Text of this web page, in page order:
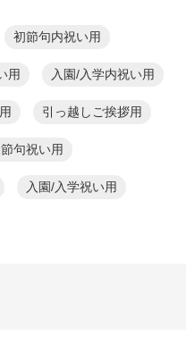
初節句内祝い用
用 入園/入学内祝い用
引っ越しご挨拶用
句祝い用
入園/入学祝い用